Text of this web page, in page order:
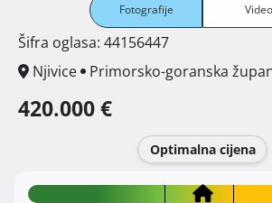
Fotografije Video
Šifra oglasa: 44156447
Njivice
Primorsko-goranska
420.000 €
Optimalna cijena